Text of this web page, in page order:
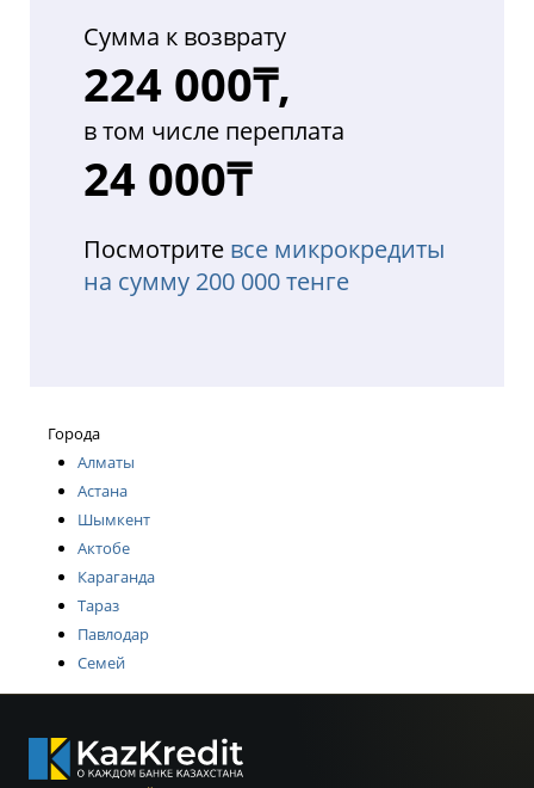
Сумма к возврату
224 000₸,
в том числе переплата
24 000₸
Посмотрите все микрокредиты
на сумму 200 000 тенге
Города
Алматы
Астана
Шымкент
Актобе
Караганда
Тараз
Павлодар
Семей